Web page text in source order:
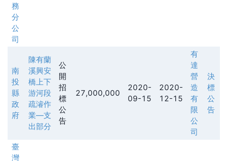
務
分
公
司
南
投
縣
政
府
陳有蘭
溪興安
橋上下
游河段
疏濬作
業—支
出部分
公
開
招
標
公
告
27,000,000
2020-
09-15
2020-
12-15
有
達
營
造
有
限
公
司
決
標
公
告
臺
灣